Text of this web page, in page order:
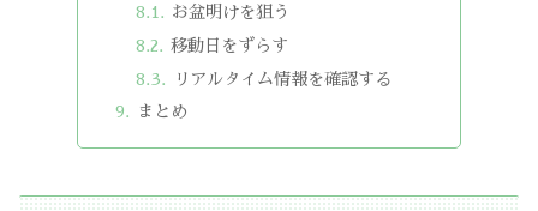
お盆明けを狙う
移動日をずらす
リアルタイム情報を確認する
まとめ